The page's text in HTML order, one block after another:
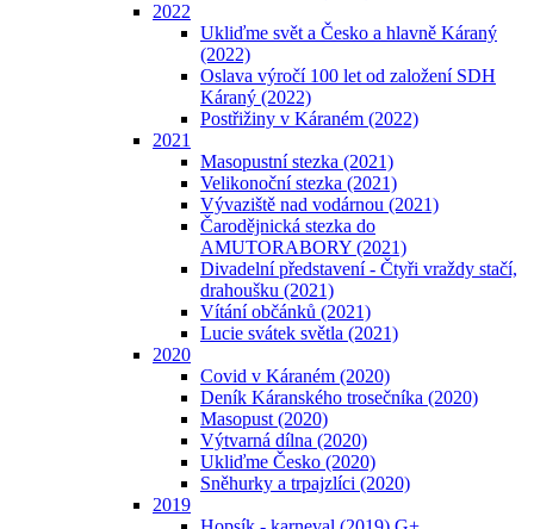
2022
Ukliďme svět a Česko a hlavně Káraný
(2022)
Oslava výročí 100 let od založení SDH
Káraný (2022)
Postřižiny v Káraném (2022)
2021
Masopustní stezka (2021)
Velikonoční stezka (2021)
Vývaziště nad vodárnou (2021)
Čarodějnická stezka do
AMUTORABORY (2021)
Divadelní představení - Čtyři vraždy stačí,
drahoušku (2021)
Vítání občánků (2021)
Lucie svátek světla (2021)
2020
Covid v Káraném (2020)
Deník Káranského trosečníka (2020)
Masopust (2020)
Výtvarná dílna (2020)
Ukliďme Česko (2020)
Sněhurky a trpajzlíci (2020)
2019